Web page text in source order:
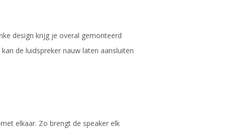
design krijg je overal gemonteerd
de luidspreker nauw laten aansluiten
elkaar. Zo brengt de speaker elk